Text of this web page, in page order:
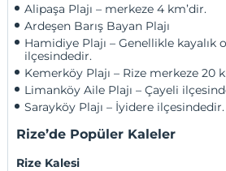
Alipaşa Plajı – merkeze 4 km’dir.
Ardeşen Barış Bayan Plajı
Hamidiye Plajı – Genellikle kayalık
ilçesindedir.
Kemerköy Plajı – Rize merkeze 20
Limanköy Aile Plajı – Çayeli
Sarayköy Plajı – İyidere ilçesindedir.
Rize’de Popüler Kaleler
Rize Kalesi